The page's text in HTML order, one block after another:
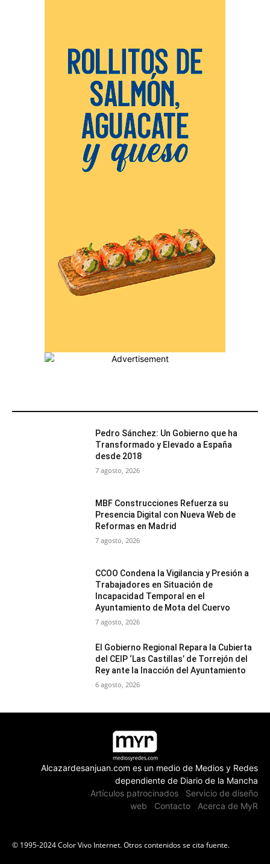
Pedro Sánchez: Un Gobierno que ha
Transformado y Elevado a España
desde 2018
7 agosto, 2026
MBF Construcciones Refuerza su
Presencia Digital con Nueva Web de
Reformas en Madrid
7 agosto, 2026
CCOO Condena la Vigilancia y Presión a
Trabajadores en Situación de
Incapacidad Temporal en el
Ayuntamiento de Mota del Cuervo
7 agosto, 2026
El Gobierno Regional Repara la Cubierta
del CEIP ‘Las Castillas’ de Torrejón del
Rey ante la Inacción del Ayuntamiento
6 agosto, 2026
Alcazardesanjuan.com es un medio de Medios y Redes
dependiente de Diario de la Mancha
Artículos patrocinados
Servicio de diseño
web
Contacto Acerca de MyR
© 1995-2024 Color Vivo Internet. Otros contenidos se cita fuente.